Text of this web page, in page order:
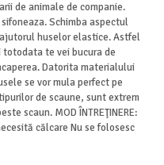
de animale de companie.
Schimba aspectul
huselor elastice. Astfel
te vei bucura de
Datorita materialului
se vor mula perfect pe
de scaune, sunt extrem
scaun. MOD ÎNTREŢINERE:
călcare Nu se folosesc